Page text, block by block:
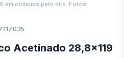
em compras pelo site. Fotos
Acetinado 28,8x119